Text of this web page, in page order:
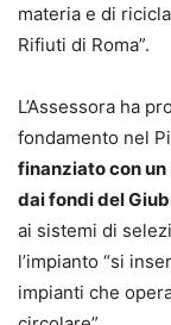
materia e di
Rifiuti di Roma”.
L’Assessora ha
fondamento nel
finanziato con
dai fondi del
ai sistemi di
l’impianto “si
impianti che